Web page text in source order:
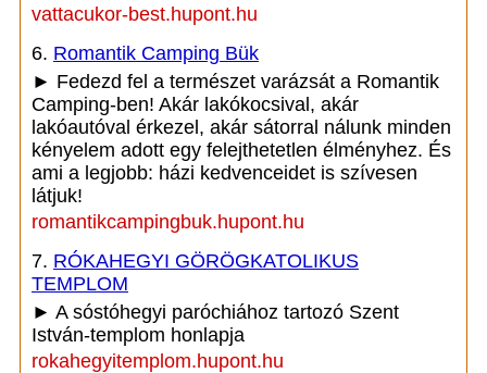
vattacukor-best.hupont.hu
6. Romantik Camping Bük
► Fedezd fel a természet varázsát a Romantik
Camping-ben! Akár lakókocsival, akár
lakóautóval érkezel, akár sátorral nálunk minden
kényelem adott egy felejthetetlen élményhez. És
ami a legjobb: házi kedvenceidet is szívesen
látjuk!
romantikcampingbuk.hupont.hu
7. RÓKAHEGYI GÖRÖGKATOLIKUS
TEMPLOM
► A sóstóhegyi paróchiához tartozó Szent
István-templom honlapja
rokahegyitemplom.hupont.hu